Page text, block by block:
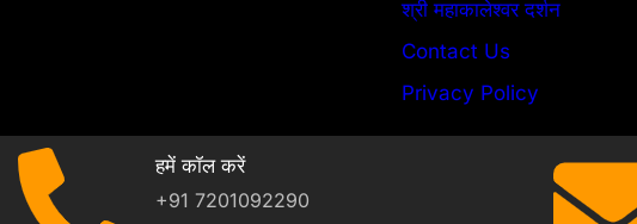
श्री महाकालेश्वर दर्शन
Contact Us
Privacy Policy
हमें कॉल करें
+91 7201092290